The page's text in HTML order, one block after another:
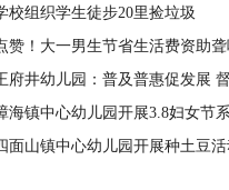
校组织学生徒步20里捡垃圾
赞！大一男生节省生活费资助
府井幼儿园：普及普惠促发展
海镇中心幼儿园开展3.8妇女节
面山镇中心幼儿园开展种土豆活